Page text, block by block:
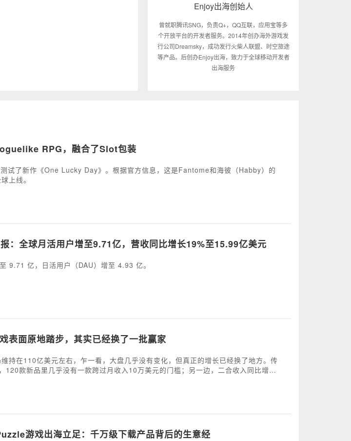
Enjoy出海创始人
曾就职腾讯SNG，负责Q+，QQ互联，应用宝等多
个开放平台的开发者服务。2014年创办海外游戏发
行公司Dreamsky，成功发行火柴人联盟、时空旅途
等产品。后创办Enjoy出海，致力于全球移动开发者
出海服务
RPG，融合了Slot包装
试了新作《One Lucky Day》。根据官方信息，这是Fantome和海彼（Habby）的
上线。
：全球月活用户增至9.71亿，营收同比增长19%至15.99亿美元
9.71 亿，日活用户（DAU）增至 4.93 亿。
表面原地踏步，其实已经换了一批赢家
持在110亿美元左右，乍一看，大盘几乎没有变化，但真正的增长已经换了地方。传
120款新品里几乎没有一款跨过月收入10万美元的门槛；另一边，二合收入同比增长
游戏出海立足：千万级下载产品背后的生意经